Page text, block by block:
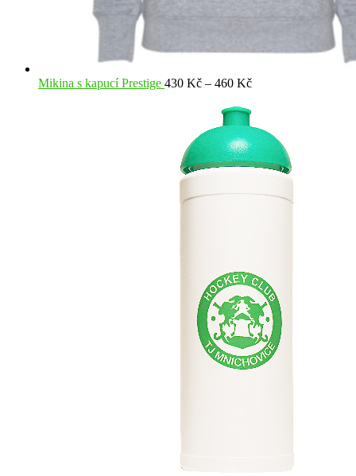
Mikina s kapucí Prestige 430 Kč – 460 KčRozpětí
430 Kč
až
460 Kč